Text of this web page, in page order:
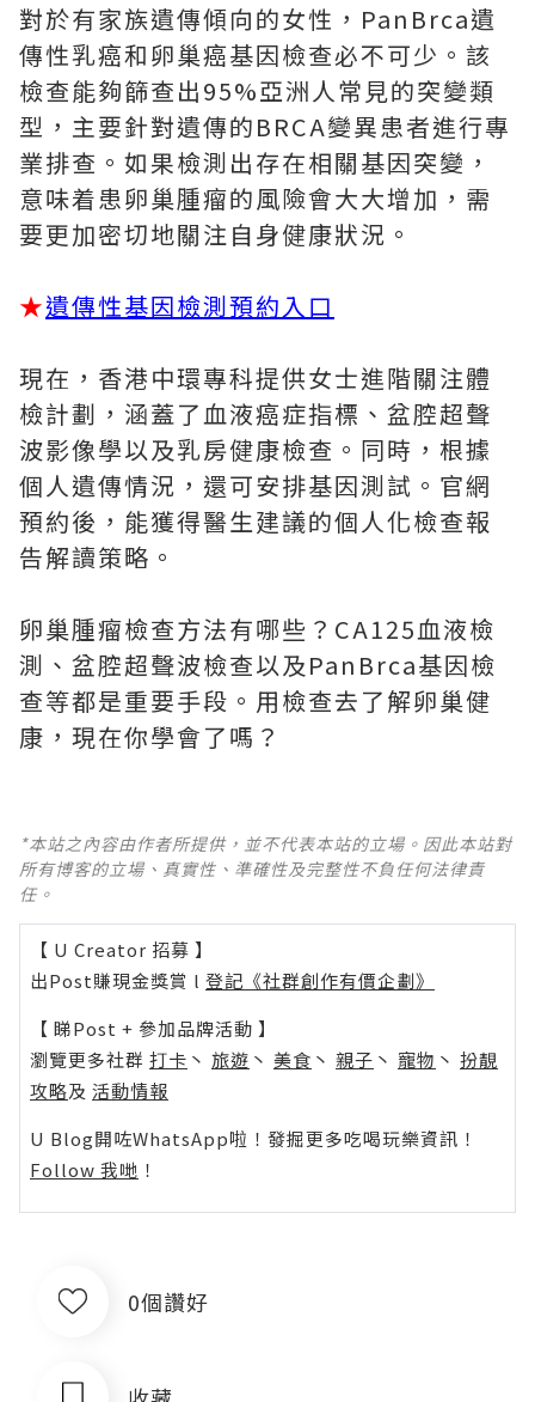
對於有家族遺傳傾向的女性，PanBrca遺
傳性乳癌和卵巢癌基因檢查必不可少。該
檢查能夠篩查出95%亞洲人常見的突變類
型，主要針對遺傳的BRCA變異患者進行專
業排查。如果檢測出存在相關基因突變，
意味着患卵巢腫瘤的風險會大大增加，需
要更加密切地關注自身健康狀況。
★遺傳性基因檢測預約入口
現在，香港中環專科提供女士進階關注體
檢計劃，涵蓋了血液癌症指標、盆腔超聲
波影像學以及乳房健康檢查。同時，根據
個人遺傳情況，還可安排基因測試。官網
預約後，能獲得醫生建議的個人化檢查報
告解讀策略。
卵巢腫瘤檢查方法有哪些？CA125血液檢
測、盆腔超聲波檢查以及PanBrca基因檢
查等都是重要手段。用檢查去了解卵巢健
康，現在你學會了嗎？
*本站之內容由作者所提供，並不代表本站的立場。因此本站對
所有博客的立場、真實性、準確性及完整性不負任何法律責
任。
【 U Creator 招募 】
出Post賺現金獎賞 l 登記《社群創作有價企劃》
【 睇Post + 參加品牌活動 】
瀏覽更多社群 打卡 丶 旅遊 丶 美食 丶 親子 丶 寵物 丶 扮靚
攻略及 活動情報
U Blog開咗WhatsApp啦！發掘更多吃喝玩樂資訊！
Follow 我哋 ！
0個讚好